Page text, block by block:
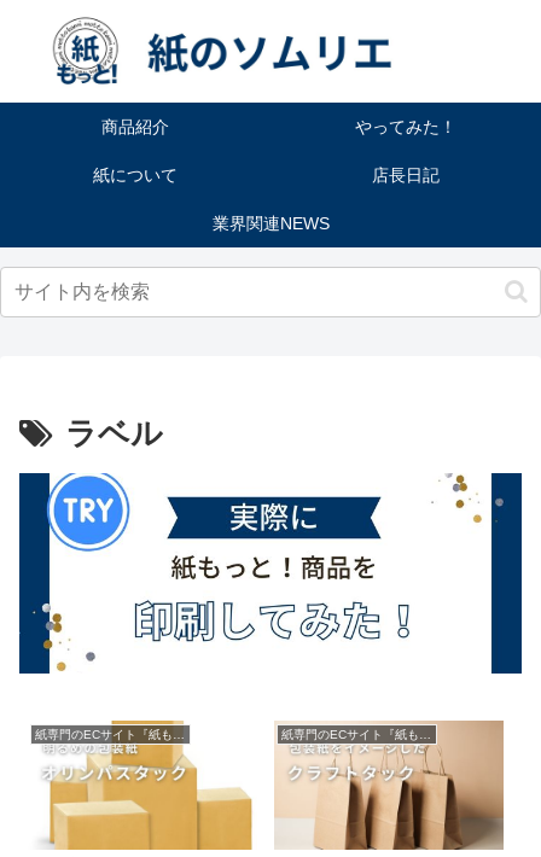
商品紹介 やってみた！
紙について 店長日記
業界関連NEWS
ラベル